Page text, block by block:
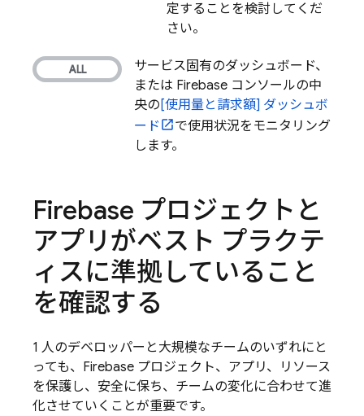
定することを検討してくだ
さい。
サービス固有のダッシュボード、
または Firebase コンソールの中
央の [使用量と請求額] ダッシュボ
ード
で使用状況をモニタリング
します。
Firebase プロジェクトと
アプリがベスト プラクテ
ィスに準拠していること
を確認する
1 人のデベロッパーと大規模なチームのいずれにと
っても、Firebase プロジェクト、アプリ、リソース
を保護し、安全に保ち、チームの変化に合わせて進
化させていくことが重要です。